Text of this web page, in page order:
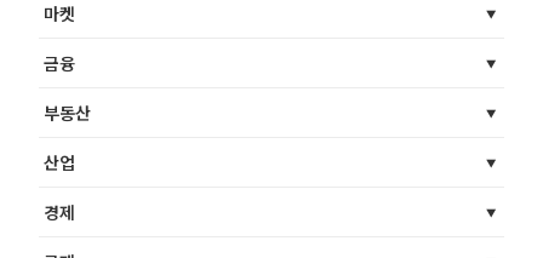
마켓
금융
부동산
산업
경제